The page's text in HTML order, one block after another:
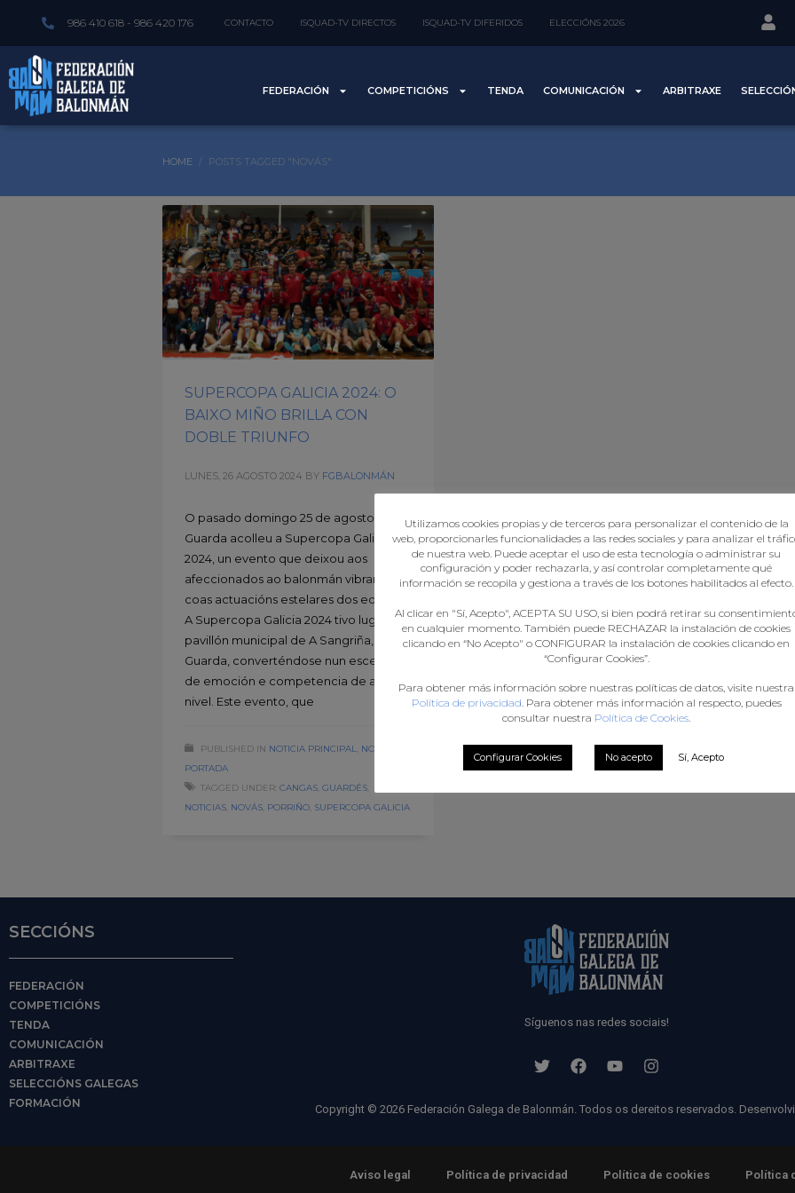
986 410 618 - 986 420 176 CONTACTO ISQUAD-TV DIRECTOS ISQUAD-TV DIFERIDOS ELECCIÓNS 2026
FEDERACIÓN COMPETICIÓNS TENDA COMUNICACIÓN ARBITRAXE
HOME POSTS TAGGED "NOVÁS"
SUPERCOPA GALICIA 2024: O
BAIXO MIÑO BRILLA CON
DOBLE TRIUNFO
LUNES, 26 AGOSTO 2024 BY FGBALONMÁN
O pasado domingo 25 de agosto, A
Guarda acolleu a Supercopa Galicia
2024, un evento que deixou aos
afeccionados ao balonmán vibrando
coas actuacións estelares dos equipos.
A Supercopa Galicia 2024 tivo lugar no
pavillón municipal de A Sangriña, en A
Guarda, converténdose nun escenario
de emoción e competencia de alto
nivel. Este evento, que
PUBLISHED IN NOTICIA PRINCIPAL NOTICIAS
PORTADA
TAGGED UNDER: CANGAS GUARDÉS
NOTICIAS NOVÁS PORRIÑO SUPERCOPA GALICIA
SECCIÓNS
FEDERACIÓN
COMPETICIÓNS
TENDA
COMUNICACIÓN
ARBITRAXE
SELECCIÓNS GALEGAS
FORMACIÓN
Síguenos nas redes sociais!
Copyright © 2026 Federación Galega de Balonmán. Todos os dereitos reservados.
Aviso legal Política de privacidad Política de cookies Política
Utilizamos cookies propias y de terceros para personalizar el contenido de la
web, proporcionarles funcionalidades a las redes sociales y para analizar el
de nuestra web. Puede aceptar el uso de esta tecnología o administrar su
configuración y poder rechazarla, y así controlar completamente qué
información se recopila y gestiona a través de los botones habilitados al efecto.
Al clicar en "Sí, Acepto", ACEPTA SU USO, si bien podrá retirar su
en cualquier momento. También puede RECHAZAR la instalación de cookies
clicando en “No Acepto" o CONFIGURAR la instalación de cookies clicando en
“Configurar Cookies”.
Para obtener más información sobre nuestras políticas de datos, visite nuestra
Política de privacidad. Para obtener más información al respecto, puedes
consultar nuestra Política de Cookies.
Configurar Cookies No acepto Sí, Acepto